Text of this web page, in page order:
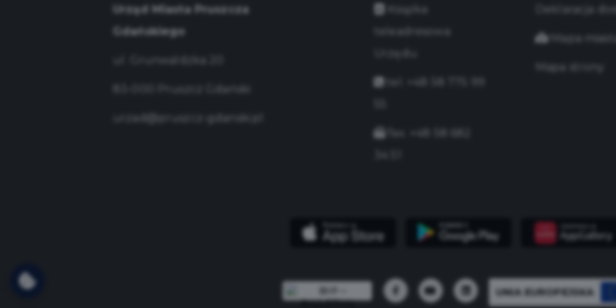
Urząd Miasta Pruszcza
Gdańskiego
urzad@pruszcz-gdanski.pl
Książka
teleadresowa
Deklaracja
Mapa
Mapa strony
UNIA EUROPEJSKA